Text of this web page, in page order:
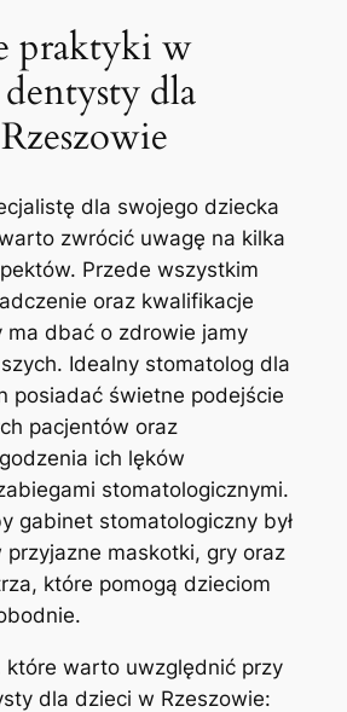
praktyki w
dla
dla swojego dziecka
zwrócić uwagę na kilka
Przede wszystkim
oraz kwalifikacje
ma dbać o zdrowie jamy
Idealny stomatolog dla
posiadać świetne podejście
pacjentów oraz
ich lęków
stomatologicznymi.
gabinet stomatologiczny był
maskotki, gry oraz
które pomogą dzieciom
które warto uwzględnić przy
dla dzieci w Rzeszowie: